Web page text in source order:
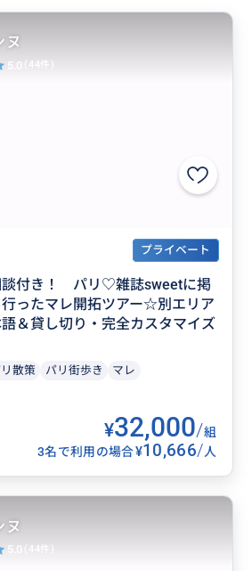
プライベート
談付き！ パリ♡雑誌sweetに掲
ったマレ開拓ツアー☆別エリア
＆貸し切り・完全カスタマイズ
散策 パリ街歩き マレ
¥32,000/組
3名で利用の場合¥10,666/人
ヌ
5.0 (44件)
ヌ
5.0 (44件)